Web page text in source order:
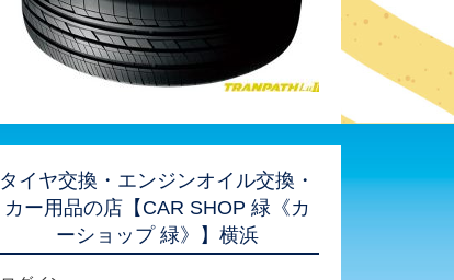
タイヤ交換・エンジンオイル交換・
カー用品の店【CAR SHOP 緑《カ
ーショップ 緑》】横浜